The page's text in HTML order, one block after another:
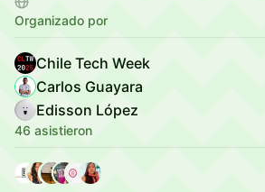
Organizado por
Chile Tech Week
Carlos Guayara
Edisson López
46 asistieron